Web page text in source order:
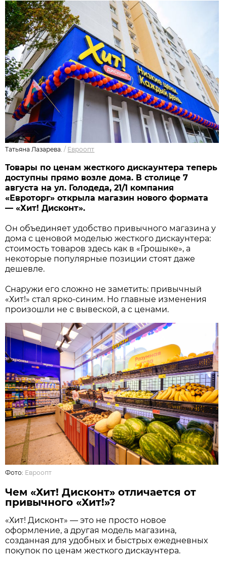
Татьяна Лазарева. / Евроопт
Товары по ценам жесткого дискаунтера теперь
доступны прямо возле дома. В столице 7
августа на ул. Голодеда, 21/1 компания
«Евроторг» открыла магазин нового формата
— «Хит! Дисконт».
Он объединяет удобство привычного магазина у
дома с ценовой моделью жесткого дискаунтера:
стоимость товаров здесь как в «Грошыке», а
некоторые популярные позиции стоят даже
дешевле.
Снаружи его сложно не заметить: привычный
«Хит!» стал ярко-синим. Но главные изменения
произошли не с вывеской, а с ценами.
Фото: Евроопт
Чем «Хит! Дисконт» отличается от
привычного «Хит!»?
«Хит! Дисконт» — это не просто новое
оформление, а другая модель магазина,
созданная для удобных и быстрых ежедневных
покупок по ценам жесткого дискаунтера.